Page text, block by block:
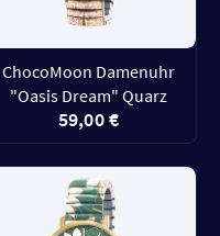
ChocoMoon Damenuhr
"Oasis Dream" Quarz
59,00 €